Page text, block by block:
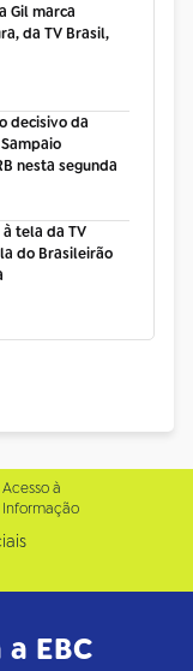
Gil marca
da TV Brasil,
decisivo da
nesta segunda
tela da TV
do Brasileirão
Acesso à
Informação
EBC